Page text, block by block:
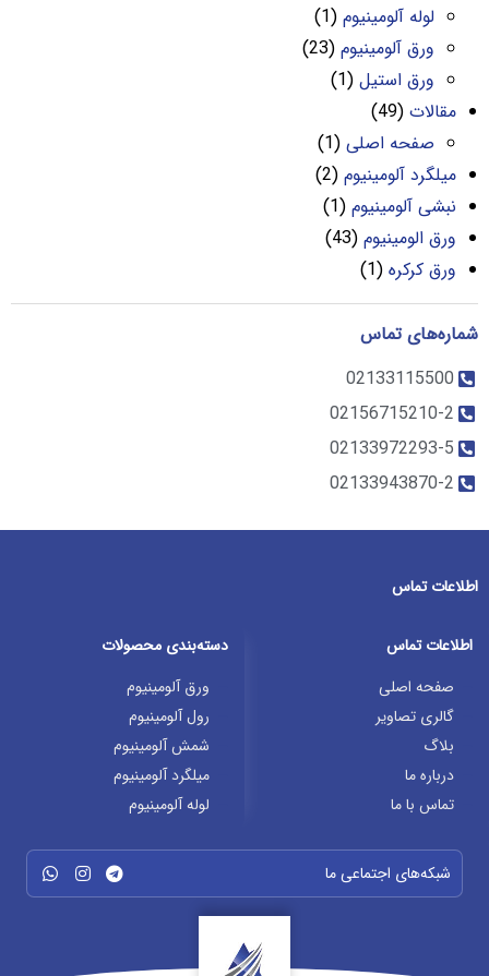
لوله آلومینیوم (1)
ورق آلومینیوم (23)
ورق استیل (1)
مقالات (49)
صفحه اصلی (1)
میلگرد آلومینیوم (2)
نبشی آلومینیوم (1)
ورق الومینیوم (43)
ورق کرکره (1)
شماره‌های تماس
02133115500
02156715210-2
02133972293-5
02133943870-2
اطلاعات تماس
اطلاعات تماس
صفحه اصلی
گالری تصاویر
بلاگ
درباره ما
تماس با ما
دسته‌بندی محصولات
ورق آلومینیوم
رول آلومینیوم
شمش آلومینیوم
میلگرد آلومینیوم
لوله آلومینیوم
شبکه‌های اجتماعی ما